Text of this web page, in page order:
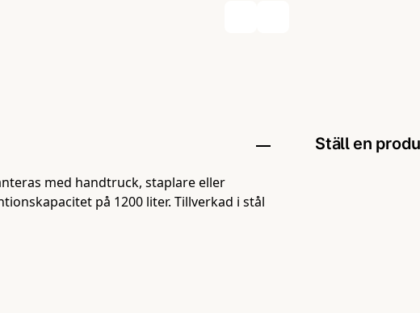
med handtruck, staplare eller
på 1200 liter. Tillverkad i stål
Ställ en